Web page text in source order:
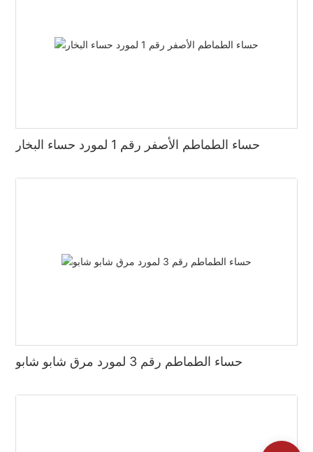
حساء الطماطم الأصفر رقم 1 لمورد حساء البخار
حساء الطماطم رقم 3 لمورد مرق شابو شابو